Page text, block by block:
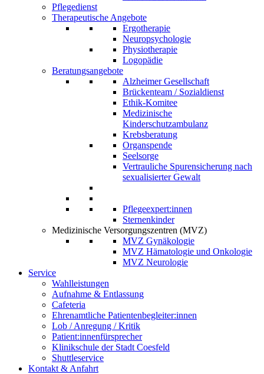
Pflegedienst
Therapeutische Angebote
Ergotherapie
Neuropsychologie
Physiotherapie
Logopädie
Beratungsangebote
Alzheimer Gesellschaft
Brückenteam / Sozialdienst
Ethik-Komitee
Medizinische
Kinderschutzambulanz
Krebsberatung
Organspende
Seelsorge
Vertrauliche Spurensicherung nach
sexualisierter Gewalt
Pflegeexpert:innen
Sternenkinder
Medizinische Versorgungszentren (MVZ)
MVZ Gynäkologie
MVZ Hämatologie und Onkologie
MVZ Neurologie
Service
Wahlleistungen
Aufnahme & Entlassung
Cafeteria
Ehrenamtliche Patientenbegleiter:innen
Lob / Anregung / Kritik
Patient:innenfürsprecher
Klinikschule der Stadt Coesfeld
Shuttleservice
Kontakt & Anfahrt